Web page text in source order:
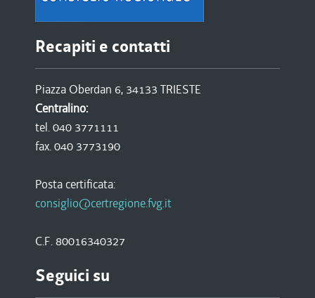
Recapiti e contatti
Piazza Oberdan 6, 34133 TRIESTE
Centralino:
tel. 040 3771111
fax. 040 3773190
Posta certificata:
consiglio@certregione.fvg.it
C.F. 80016340327
Seguici su